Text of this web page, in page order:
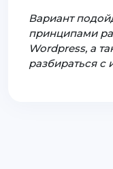
Вариант
принципами
Wordpress, а
разбираться с